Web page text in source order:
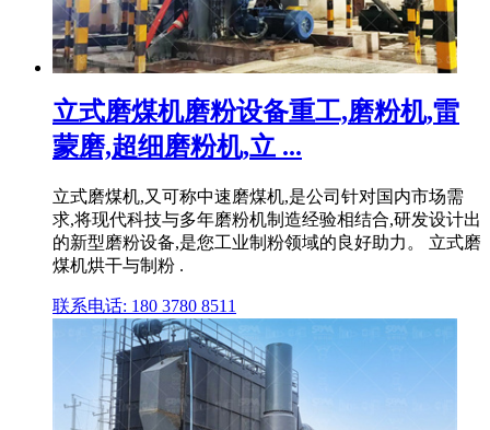
立式磨煤机磨粉设备重工,磨粉机,雷
蒙磨,超细磨粉机,立 ...
立式磨煤机,又可称中速磨煤机,是公司针对国内市场需
求,将现代科技与多年磨粉机制造经验相结合,研发设计出
的新型磨粉设备,是您工业制粉领域的良好助力。 立式磨
煤机烘干与制粉 .
联系电话: 180 3780 8511